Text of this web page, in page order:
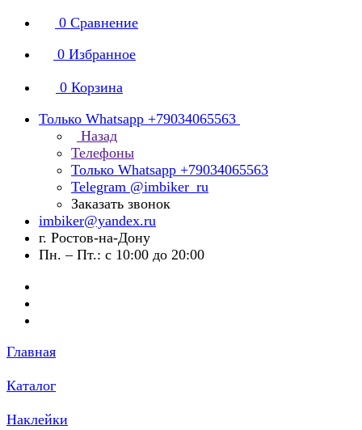
0 Сравнение
0 Избранное
0 Корзина
Только Whatsapp +79034065563
Назад
Телефоны
Только Whatsapp +79034065563
Telegram @imbiker_ru
Заказать звонок
imbiker@yandex.ru
г. Ростов-на-Дону
Пн. – Пт.: с 10:00 до 20:00
Главная
Каталог
Наклейки